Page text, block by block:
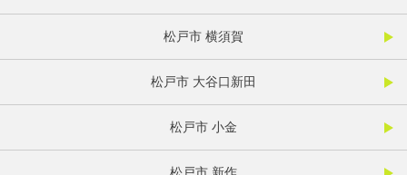
松戸市 横須賀
松戸市 大谷口新田
松戸市 小金